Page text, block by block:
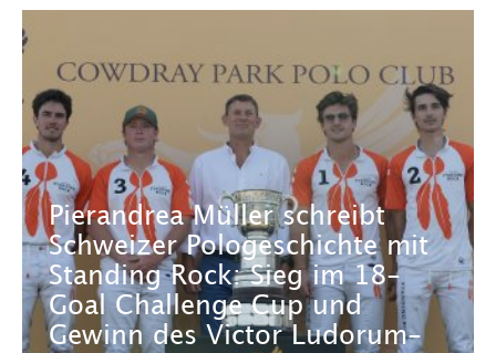
Pierandrea Müller schreibt
Schweizer Pologeschichte mit
Standing Rock: Sieg im 18-
Goal Challenge Cup und
Gewinn des Victor Ludorum-